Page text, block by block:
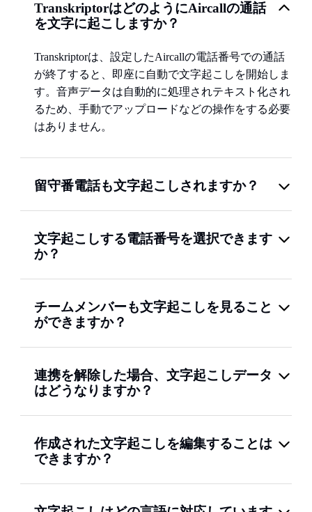
TranskriptorはどのようにAircallの通話
を文字に起こしますか？
Transkriptorは、設定したAircallの電話番号での通話
が終了すると、即座に自動で文字起こしを開始しま
す。音声データは自動的に処理されテキスト化され
るため、手動でアップロードなどの操作をする必要
はありません。
留守番電話も文字起こしされますか？
文字起こしする電話番号を選択できます
か？
チームメンバーも文字起こしを見ること
ができますか？
連携を解除した場合、文字起こしデータ
はどうなりますか？
作成された文字起こしを編集することは
できますか？